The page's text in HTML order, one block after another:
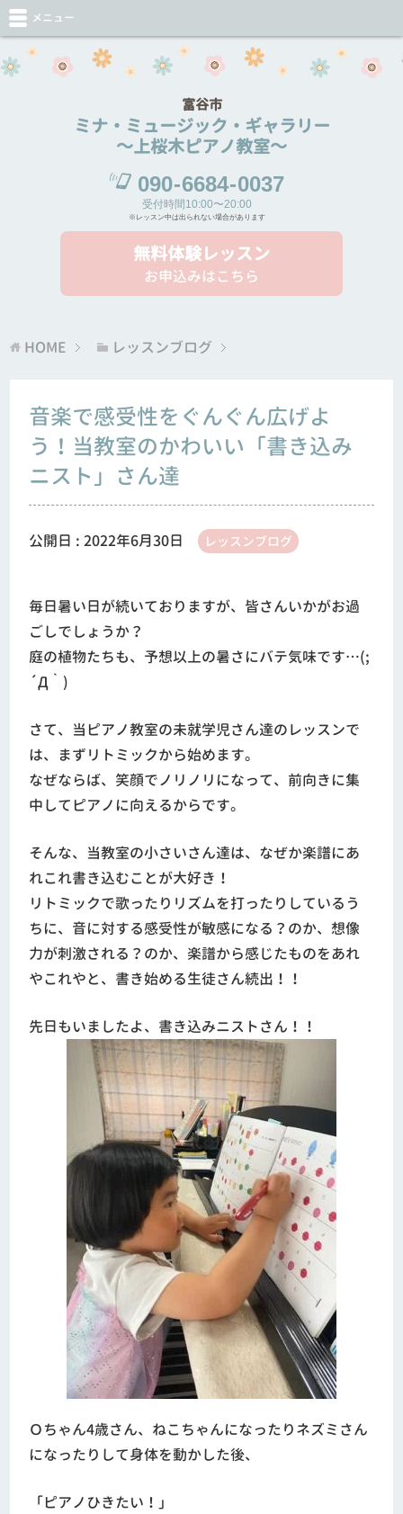
富谷市
ミナ・ミュージック・ギャラリー
～上桜木ピアノ教室～
090-6684-0037
受付時間10:00〜20:00
※レッスン中は出られない場合があります
無料体験レッスン
お申込みはこちら
メニュー
HOME レッスンブログ
音楽で感受性をぐんぐん広げよ
う！当教室のかわいい「書き込み
ニスト」さん達
公開日 :2022年6月30日 レッスンブログ
毎日暑い日が続いておりますが、皆さんいかがお過
ごしでしょうか？
庭の植物たちも、予想以上の暑さにバテ気味です…(;
´Д｀)
さて、当ピアノ教室の未就学児さん達のレッスンで
は、まずリトミックから始めます。
なぜならば、笑顔でノリノリになって、前向きに集
中してピアノに向えるからです。
そんな、当教室の小さいさん達は、なぜか楽譜にあ
れこれ書き込むことが大好き！
リトミックで歌ったりリズムを打ったりしているう
ちに、音に対する感受性が敏感になる？のか、想像
力が刺激される？のか、楽譜から感じたものをあれ
やこれやと、書き始める生徒さん続出！！
先日もいましたよ、書き込みニストさん！！
Ｏちゃん4歳さん、ねこちゃんになったりネズミさん
になったりして身体を動かした後、
「ピアノひきたい！」